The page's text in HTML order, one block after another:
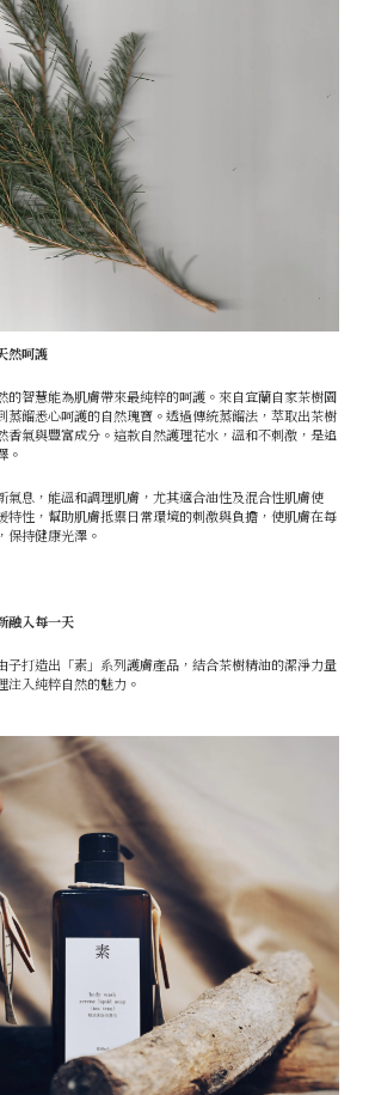
然呵護
的智慧能為肌膚帶來最純粹的呵護。來自宜蘭自家茶樹園
蒸餾悉心呵護的自然瑰寶。透過傳統蒸餾法，萃取出茶樹
香氣與豐富成分。這款自然護理花水，溫和不刺激，是追
。
氣息，能溫和調理肌膚，尤其適合油性及混合性肌膚使
特性，幫助肌膚抵禦日常環境的刺激與負擔，使肌膚在每
保持健康光澤。
融入每一天
子打造出「素」系列護膚產品，結合茶樹精油的潔淨力量
注入純粹自然的魅力。